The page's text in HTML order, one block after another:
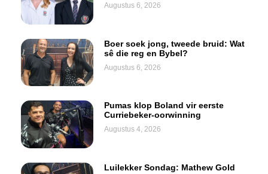
Augustus 6, 2026
Boer soek jong, tweede bruid: Wat
sê die reg en Bybel?
Augustus 6, 2026
Pumas klop Boland vir eerste
Curriebeker-oorwinning
Augustus 4, 2026
Luilekker Sondag: Mathew Gold